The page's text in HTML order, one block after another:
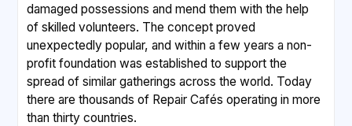
damaged possessions and mend them with the help
of skilled volunteers. The concept proved
unexpectedly popular, and within a few years a non-
profit foundation was established to support the
spread of similar gatherings across the world. Today
there are thousands of Repair Cafés operating in more
than thirty countries.